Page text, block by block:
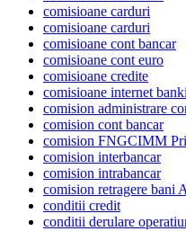
comisioane carduri
comisioane carduri
comisioane cont bancar
comisioane cont euro
comisioane credite
comisioane internet
comision administrare
comision cont bancar
comision FNGCIMM
comision interbancar
comision intrabancar
comision retragere bani
conditii credit
conditii derulare